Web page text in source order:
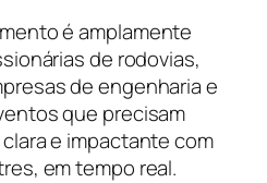
é amplamente
de rodovias,
de engenharia e
que precisam
e impactante com
em tempo real.